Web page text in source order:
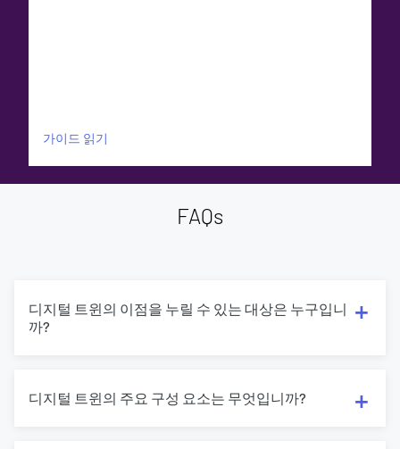
가이드 읽기
FAQs
디지털 트윈의 이점을 누릴 수 있는 대상은 누구입니
까?
디지털 트윈의 주요 구성 요소는 무엇입니까?